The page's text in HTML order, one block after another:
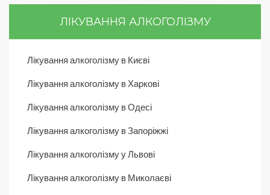
ЛІКУВАННЯ АЛКОГОЛІЗМУ
Лікування алкоголізму в Києві
Лікування алкоголізму в Харкові
Лікування алкоголізму в Одесі
Лікування алкоголізму в Запоріжжі
Лікування алкоголізму у Львові
Лікування алкоголізму в Миколаєві